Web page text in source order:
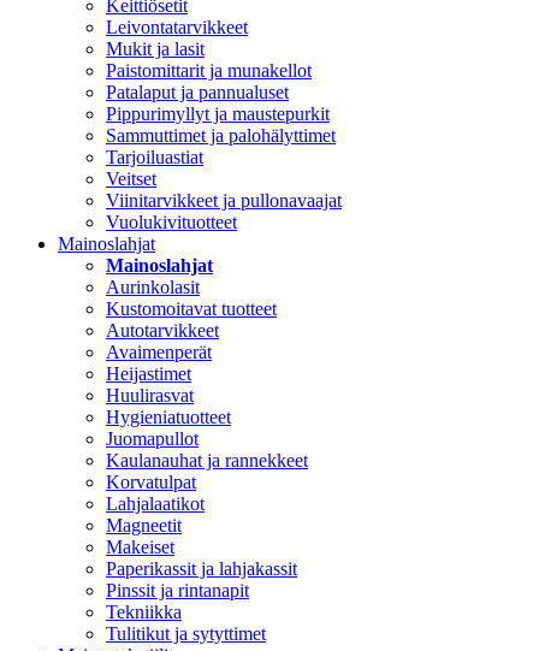
Keittiösetit
Leivontatarvikkeet
Mukit ja lasit
Paistomittarit ja munakellot
Patalaput ja pannualuset
Pippurimyllyt ja maustepurkit
Sammuttimet ja palohälyttimet
Tarjoiluastiat
Veitset
Viinitarvikkeet ja pullonavaajat
Vuolukivituotteet
Mainoslahjat
Mainoslahjat
Aurinkolasit
Kustomoitavat tuotteet
Autotarvikkeet
Avaimenperät
Heijastimet
Huulirasvat
Hygieniatuotteet
Juomapullot
Kaulanauhat ja rannekkeet
Korvatulpat
Lahjalaatikot
Magneetit
Makeiset
Paperikassit ja lahjakassit
Pinssit ja rintanapit
Tekniikka
Tulitikut ja sytyttimet